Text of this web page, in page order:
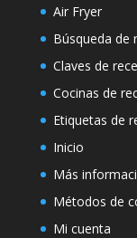
Air Fryer
Búsqueda de
Claves de
Cocinas de
Etiquetas de
Inicio
Más
Métodos de
Mi cuenta